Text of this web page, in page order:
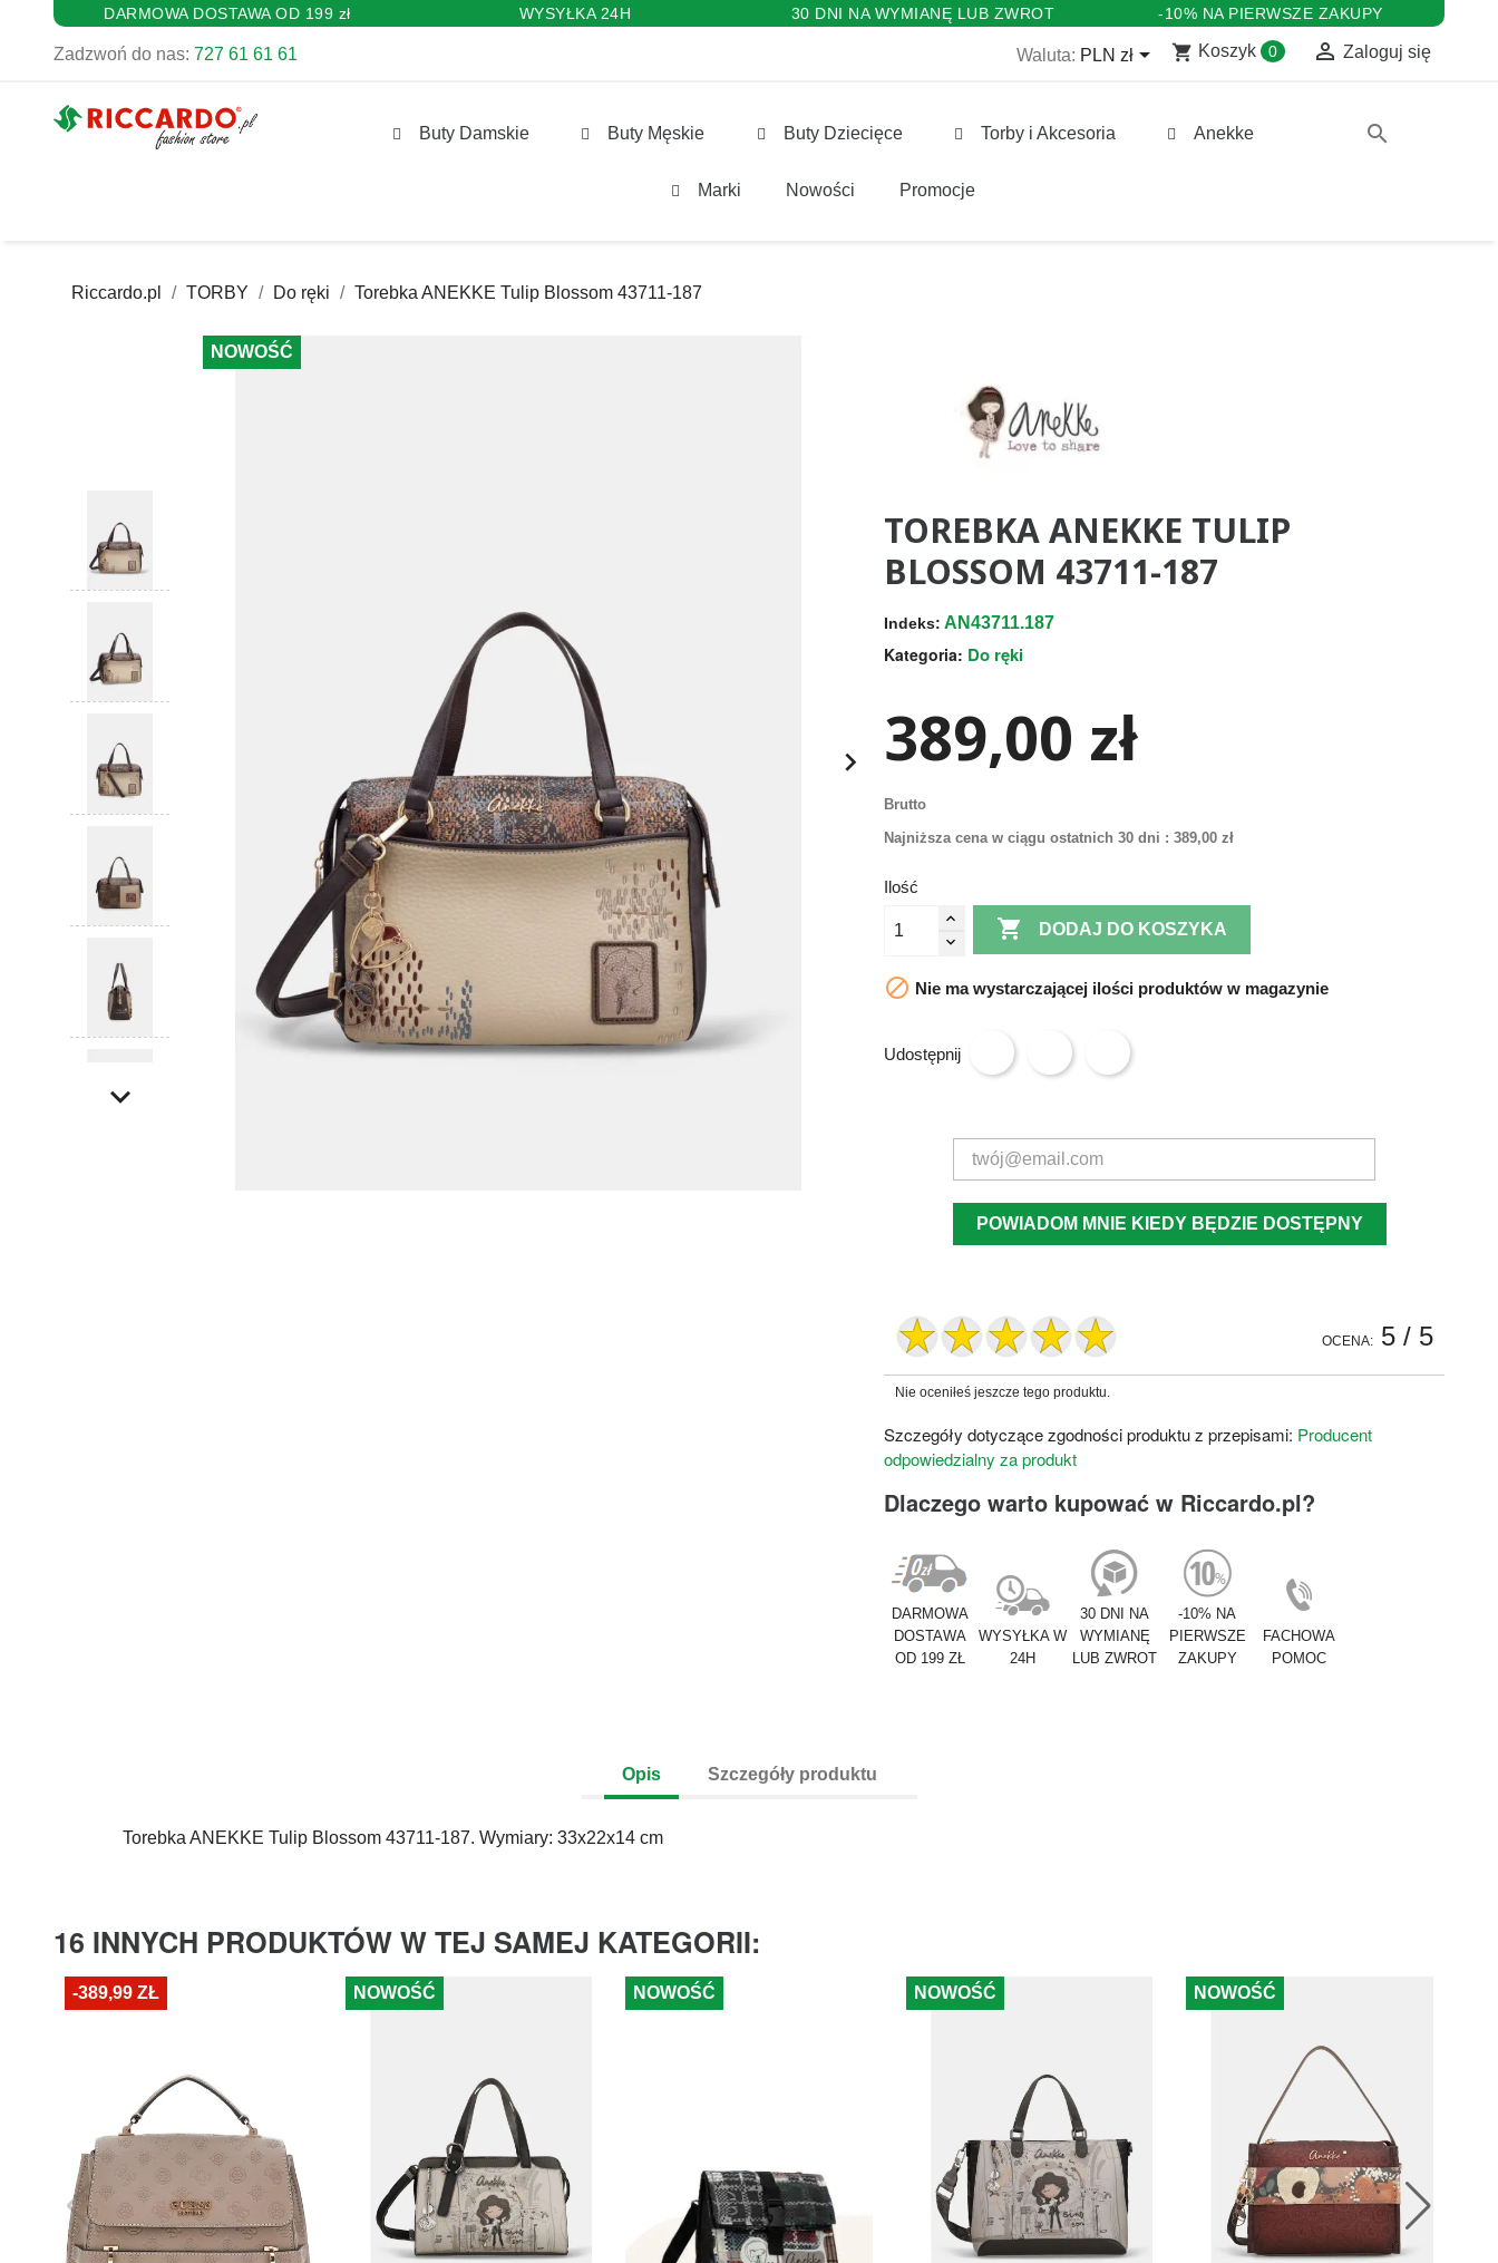
DARMOWA DOSTAWA OD 199 zł WYSYŁKA 24H 30 DNI NA WYMIANĘ LUB ZWROT -10% NA PIERWSZE ZAKUPY
Zadzwoń do nas: 727 61 61 61 Waluta: PLN zł shopping_cart Koszyk 0  Zaloguj się
Buty Damskie Buty Męskie Buty Dziecięce Torby i Akcesoria Anekke
Marki Nowości Promocje
search
Riccardo.pl TORBY Do ręki Torebka ANEKKE Tulip Blossom 43711-187
NOWOŚĆ

TOREBKA ANEKKE TULIP
BLOSSOM 43711-187
Indeks: AN43711.187
Kategoria: Do ręki
389,00 zł
Brutto
Najniższa cena w ciągu ostatnich 30 dni : 389,00 zł
Ilość
 DODAJ DO KOSZYKA
 Nie ma wystarczającej ilości produktów w magazynie
Udostępnij
POWIADOM MNIE KIEDY BĘDZIE DOSTĘPNY
OCENA: 5/ 5
Nie oceniłeś jeszcze tego produktu.
Szczegóły dotyczące zgodności produktu z przepisami: Producent
odpowiedzialny za produkt
Dlaczego warto kupować w Riccardo.pl?
DARMOWA
DOSTAWA
OD 199 ZŁ
WYSYŁKA W
24H
30 DNI NA
WYMIANĘ
LUB ZWROT
-10% NA
PIERWSZE
ZAKUPY
FACHOWA
POMOC
Opis Szczegóły produktu
Torebka ANEKKE Tulip Blossom 43711-187. Wymiary: 33x22x14 cm
16 INNYCH PRODUKTÓW W TEJ SAMEJ KATEGORII:
-389,99 ZŁ NOWOŚĆ NOWOŚĆ NOWOŚĆ NOWOŚĆ